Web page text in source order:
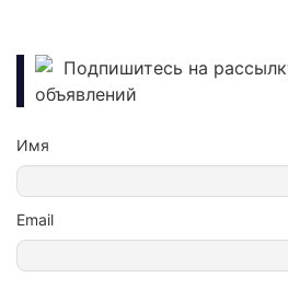
Подпишитесь на
объявлений
Имя
Email